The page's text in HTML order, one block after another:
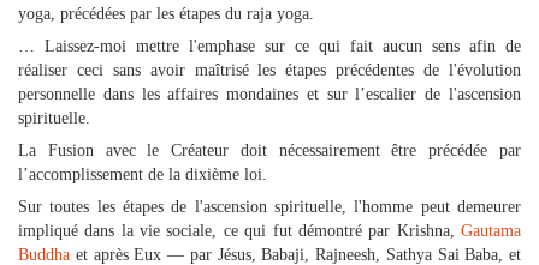
yoga, précédées par les étapes du raja yoga.
… Laissez-moi mettre l'emphase sur ce qui fait aucun sens afin de
réaliser ceci sans avoir maîtrisé les étapes précédentes de l'évolution
personnelle dans les affaires mondaines et sur l’escalier de l'ascension
spirituelle.
La Fusion avec le Créateur doit nécessairement être précédée par
l’accomplissement de la dixième loi.
Sur toutes les étapes de l'ascension spirituelle, l'homme peut demeurer
impliqué dans la vie sociale, ce qui fut démontré par Krishna, Gautama
Buddha et après Eux — par Jésus, Babaji, Rajneesh, Sathya Sai Baba, et